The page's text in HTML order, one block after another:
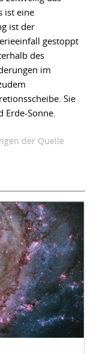
ist eine
ist der
gestoppt
des
im
Sie
Sonne.
der Quelle